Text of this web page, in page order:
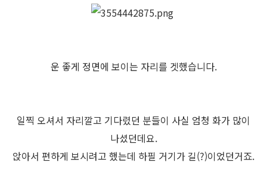
운 좋게 정면에 보이는 자리를 겟했습니다.
일찍 오셔서 자리깔고 기다렸던 분들이 사실 엄청 화가 많이
나셨던데요.
앉아서 편하게 보시려고 했는데 하필 거기가 길(?)이었던거죠.